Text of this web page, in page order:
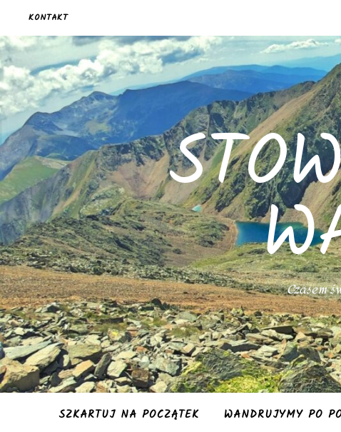
KONTAKT
Czasem
SZKARTUJ NA POCZĄTEK WANDRUJYMY PO